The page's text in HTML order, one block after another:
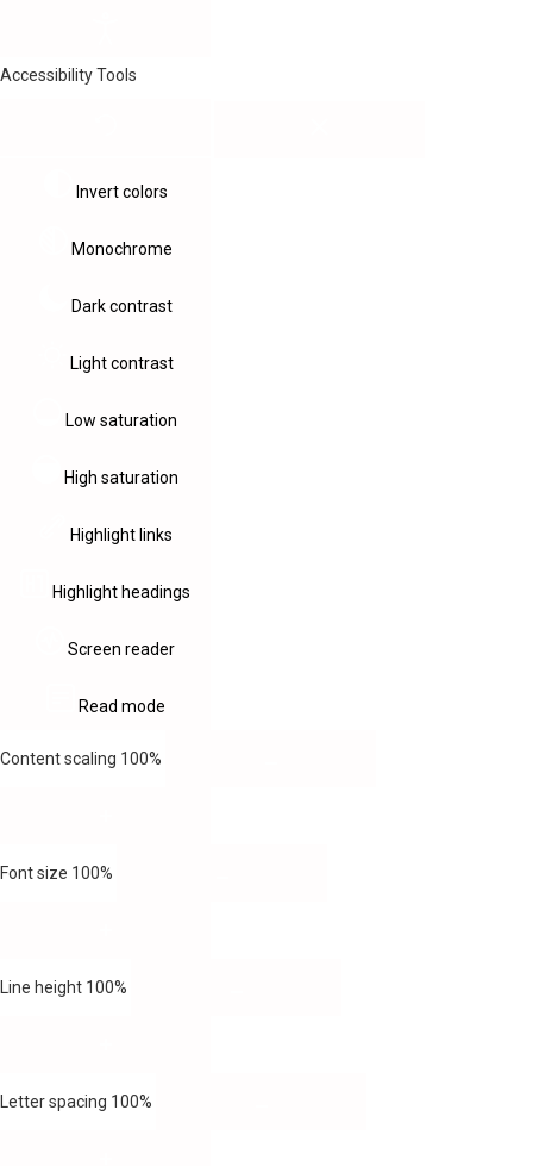
Accessibility Tools
Invert colors
Monochrome
Dark contrast
Light contrast
Low saturation
High saturation
Highlight links
Highlight headings
Screen reader
Read mode
Content scaling 100%
Font size 100%
Line height 100%
Letter spacing 100%